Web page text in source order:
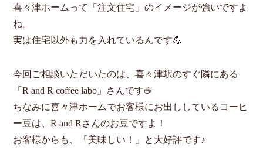
喜々津ホームって「注文住宅」のイメージが強いですよ
ね。
実は住宅以外も力を入れているんです💪
今回ご相談いただいたのは、喜々津駅のすぐ隣にある
「R and R coffee labo」さんです☕
ちなみに喜々津ホームでお客様にお出ししているコーヒ
ー豆は、R and Rさんのお豆ですよ！
お客様からも、「美味しい！」と大好評です♪